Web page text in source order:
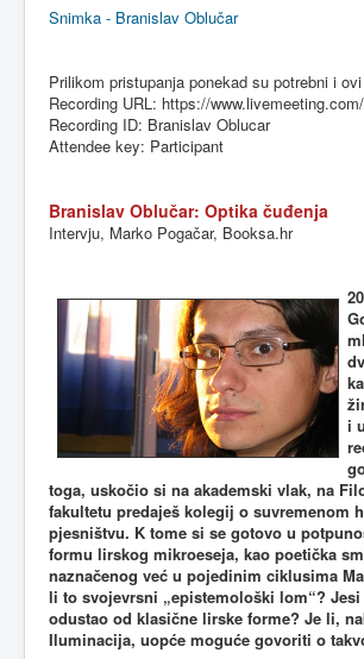
Snimka - Branislav Oblučar
Prilikom pristupanja ponekad su potrebni i ovi
Recording URL: https://www.livemeeting.com
Recording ID: Branislav Oblucar
Attendee key: Participant
Branislav Oblučar: Optika čuđenja
Intervju, Marko Pogačar, Booksa.hr
i
toga, uskočio si na akademski vlak, na
fakultetu predaješ kolegij o suvremenom
pjesništvu. K tome si se gotovo u
formu lirskog mikroeseja, kao poetička
naznačenog već u pojedinim ciklusima
li to svojevrsni „epistemološki lom“?
odustao od klasične lirske forme? Je li,
Iluminacija, uopće moguće govoriti o